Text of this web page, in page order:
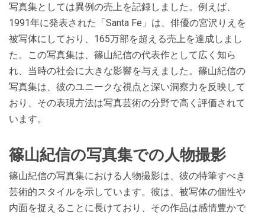
写真集としては異例の売上を記録しました。例えば、
1991年に発表された「Santa Fe」は、俳優の宮沢りえを
被写体にしており、165万部を超える売上を達成しまし
た。この写真集は、篠山紀信の代表作として広く知ら
れ、当時の社会に大きな影響を与えました。篠山紀信の
写真集は、彼のユニークな視点と深い洞察力を反映して
おり、その表現方法は写真芸術の分野で高く評価されて
います。
篠山紀信の写真集での人物撮影
篠山紀信の写真集における人物撮影は、彼の特筆すべき
芸術的スタイルを示しています。彼は、被写体の個性や
内面を捉えることに長けており、その作品は感情豊かで